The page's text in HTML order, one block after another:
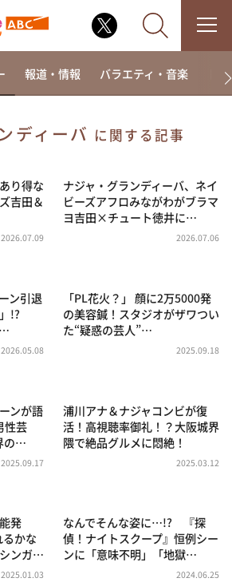
けど・・・
クバラエティ！～ やすとものいたっ
田×福井アナ「なんでやねん！？」
サラダ
ライブ 正義のミカタ
報道・情報 バラエティ・音楽 ド
ディーバ に関する記事
り得な
吉田＆
2026.07.09
ナジャ・グランディーバ、ネイ
ビーズアフロみながわがブラマ
ヨ吉田×チュート徳井に…
2026.07.06
ン引退
!?
2026.05.08
「PL花火？」 顔に2万5000発
の美容鍼！スタジオがザワつい
た“疑惑の芸人”…
2025.09.18
ンが語
性芸
の…
2025.09.17
浦川アナ＆ナジャコンビが復
活！高視聴率御礼！？大阪城界
隈で絶品グルメに悶絶！
2025.03.12
発
かな
ンガ…
2025.01.03
なんでそんな姿に…!? 『探
偵！ナイトスクープ』恒例シー
ンに「意味不明」「地獄…
2024.06.25